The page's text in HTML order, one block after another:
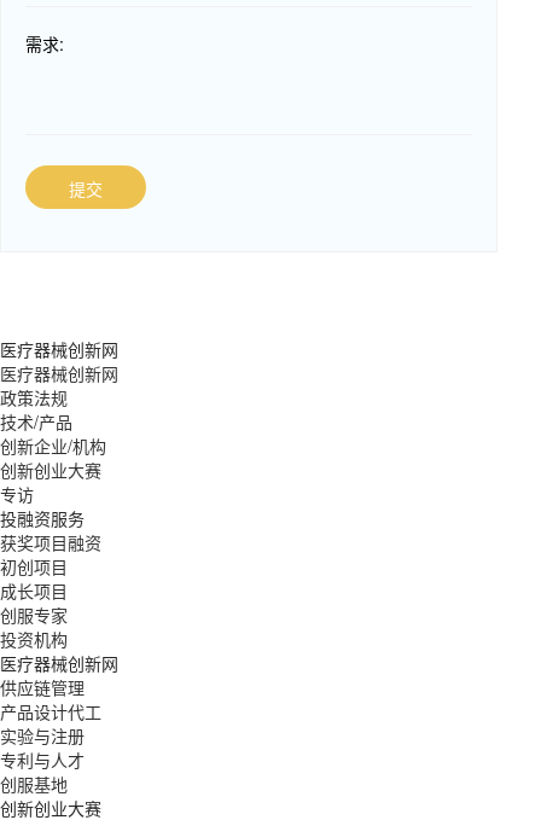
需求:
提交
医疗器械创新网
医疗器械创新网
政策法规
技术/产品
创新企业/机构
创新创业大赛
专访
投融资服务
获奖项目融资
初创项目
成长项目
创服专家
投资机构
医疗器械创新网
供应链管理
产品设计代工
实验与注册
专利与人才
创服基地
创新创业大赛